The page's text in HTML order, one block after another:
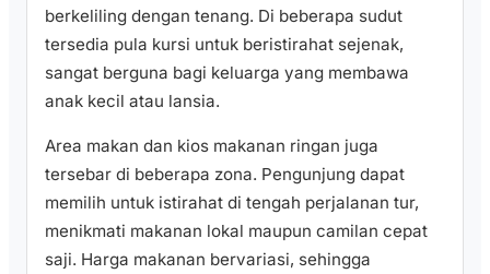
berkeliling dengan tenang. Di beberapa sudut
tersedia pula kursi untuk beristirahat sejenak,
sangat berguna bagi keluarga yang membawa
anak kecil atau lansia.
Area makan dan kios makanan ringan juga
tersebar di beberapa zona. Pengunjung dapat
memilih untuk istirahat di tengah perjalanan tur,
menikmati makanan lokal maupun camilan cepat
saji. Harga makanan bervariasi, sehingga